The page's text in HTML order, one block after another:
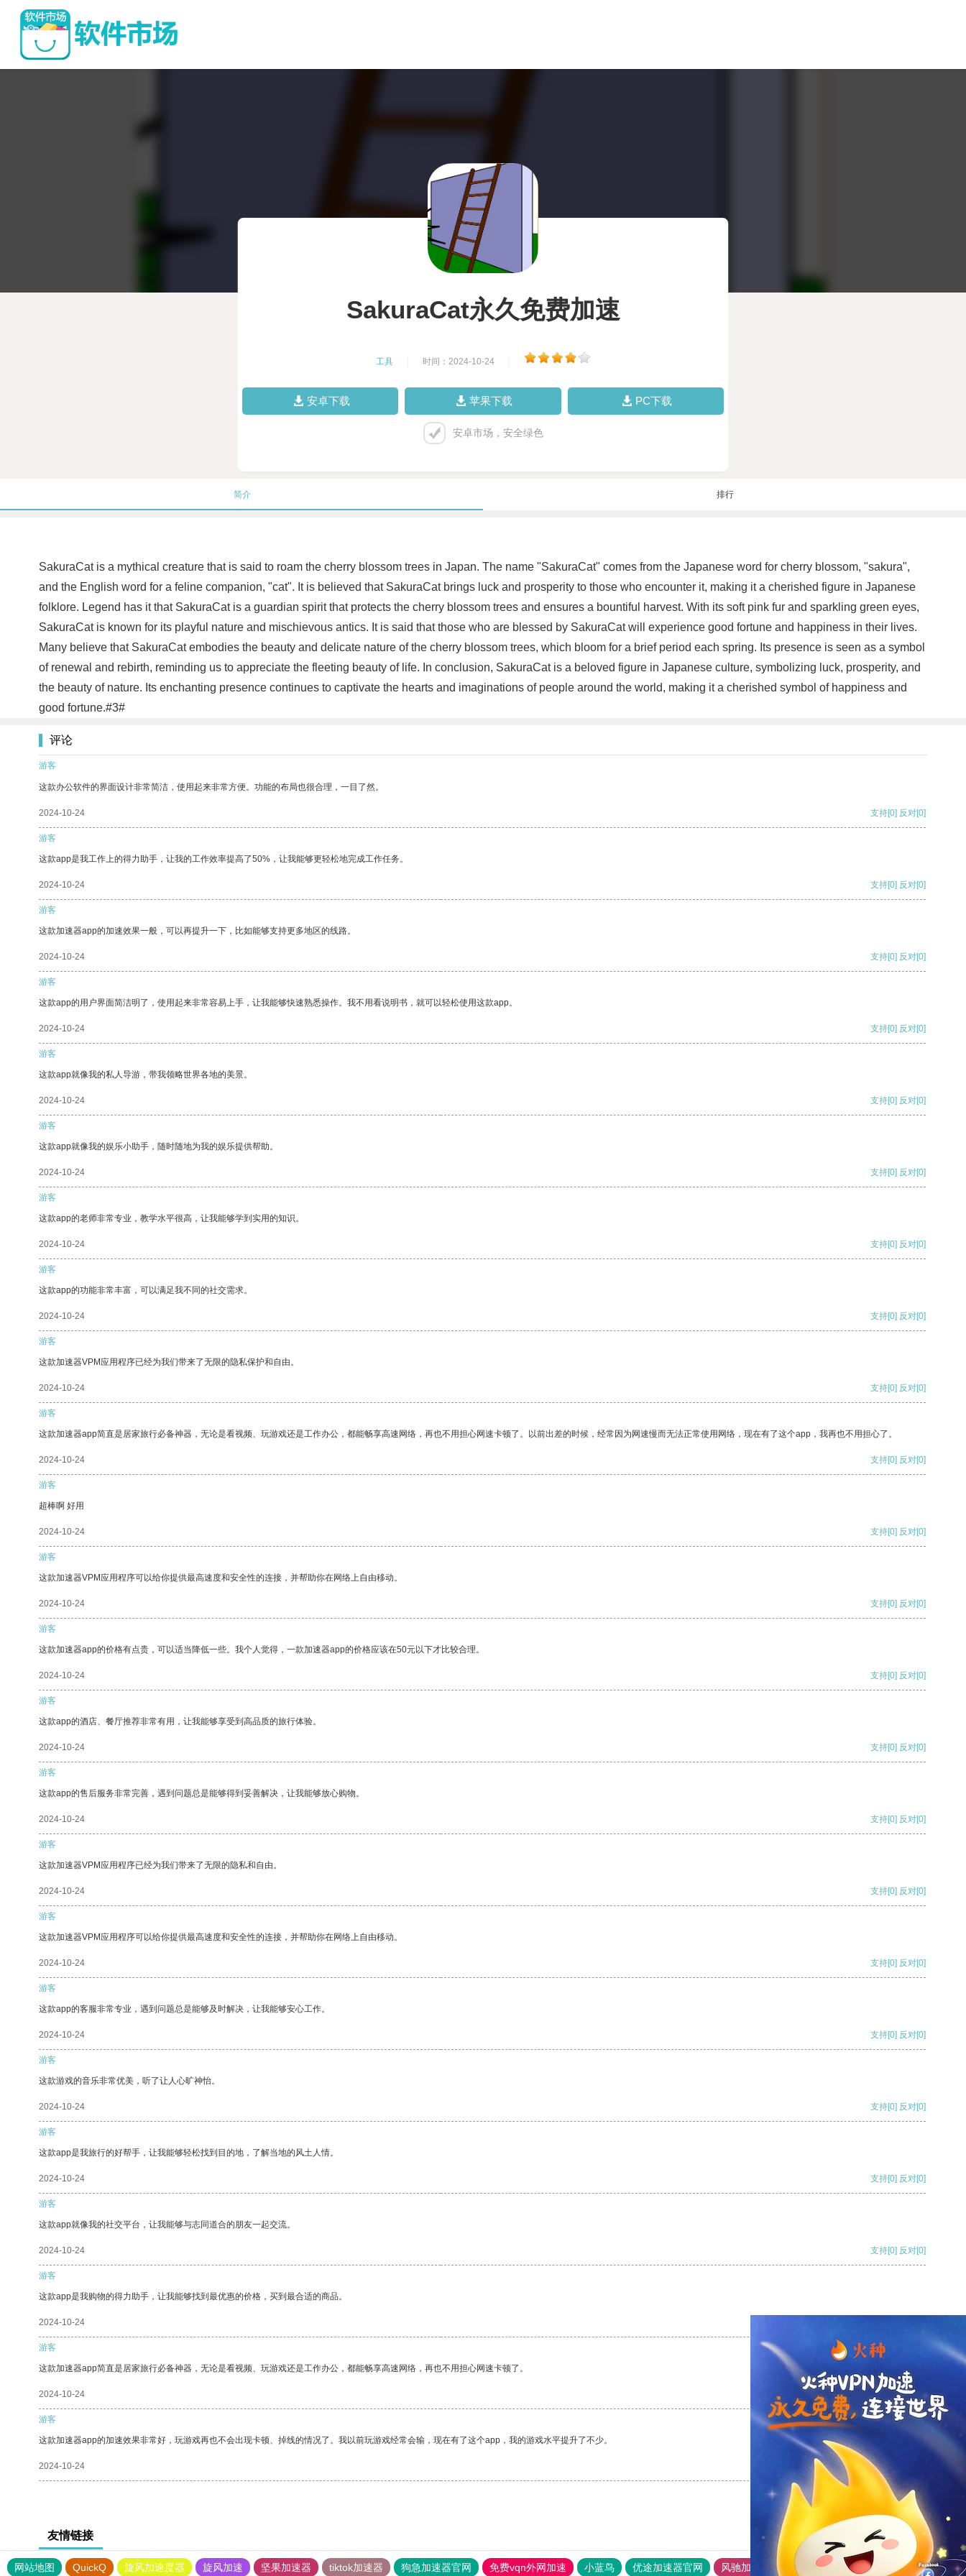
SakuraCat永久免费加速
工具 时间：2024-10-24
安卓下载 苹果下载 PC下载
安卓市场，安全绿色
简介 排行
SakuraCat is a mythical creature that is said to roam the cherry blossom trees in Japan. The name "SakuraCat" comes from the Japanese word for cherry blossom, "sakura",
and the English word for a feline companion, "cat". It is believed that SakuraCat brings luck and prosperity to those who encounter it, making it a cherished figure in Japanese
folklore. Legend has it that SakuraCat is a guardian spirit that protects the cherry blossom trees and ensures a bountiful harvest. With its soft pink fur and sparkling green eyes,
SakuraCat is known for its playful nature and mischievous antics. It is said that those who are blessed by SakuraCat will experience good fortune and happiness in their lives.
Many believe that SakuraCat embodies the beauty and delicate nature of the cherry blossom trees, which bloom for a brief period each spring. Its presence is seen as a symbol
of renewal and rebirth, reminding us to appreciate the fleeting beauty of life. In conclusion, SakuraCat is a beloved figure in Japanese culture, symbolizing luck, prosperity, and
the beauty of nature. Its enchanting presence continues to captivate the hearts and imaginations of people around the world, making it a cherished symbol of happiness and
good fortune.#3#
评论
游客
这款办公软件的界面设计非常简洁，使用起来非常方便。功能的布局也很合理，一目了然。
2024-10-24 支持[0] 反对[0]
游客
这款app是我工作上的得力助手，让我的工作效率提高了50%，让我能够更轻松地完成工作任务。
2024-10-24 支持[0] 反对[0]
游客
这款加速器app的加速效果一般，可以再提升一下，比如能够支持更多地区的线路。
2024-10-24 支持[0] 反对[0]
游客
这款app的用户界面简洁明了，使用起来非常容易上手，让我能够快速熟悉操作。我不用看说明书，就可以轻松使用这款app。
2024-10-24 支持[0] 反对[0]
游客
这款app就像我的私人导游，带我领略世界各地的美景。
2024-10-24 支持[0] 反对[0]
游客
这款app就像我的娱乐小助手，随时随地为我的娱乐提供帮助。
2024-10-24 支持[0] 反对[0]
游客
这款app的老师非常专业，教学水平很高，让我能够学到实用的知识。
2024-10-24 支持[0] 反对[0]
游客
这款app的功能非常丰富，可以满足我不同的社交需求。
2024-10-24 支持[0] 反对[0]
游客
这款加速器VPM应用程序已经为我们带来了无限的隐私保护和自由。
2024-10-24 支持[0] 反对[0]
游客
这款加速器app简直是居家旅行必备神器，无论是看视频、玩游戏还是工作办公，都能畅享高速网络，再也不用担心网速卡顿了。以前出差的时候，经常因为网速慢而无法正常使用网络，现在有了这个app，我再也不用担心了。
2024-10-24 支持[0] 反对[0]
游客
超棒啊 好用
2024-10-24 支持[0] 反对[0]
游客
这款加速器VPM应用程序可以给你提供最高速度和安全性的连接，并帮助你在网络上自由移动。
2024-10-24 支持[0] 反对[0]
游客
这款加速器app的价格有点贵，可以适当降低一些。我个人觉得，一款加速器app的价格应该在50元以下才比较合理。
2024-10-24 支持[0] 反对[0]
游客
这款app的酒店、餐厅推荐非常有用，让我能够享受到高品质的旅行体验。
2024-10-24 支持[0] 反对[0]
游客
这款app的售后服务非常完善，遇到问题总是能够得到妥善解决，让我能够放心购物。
2024-10-24 支持[0] 反对[0]
游客
这款加速器VPM应用程序已经为我们带来了无限的隐私和自由。
2024-10-24 支持[0] 反对[0]
游客
这款加速器VPM应用程序可以给你提供最高速度和安全性的连接，并帮助你在网络上自由移动。
2024-10-24 支持[0] 反对[0]
游客
这款app的客服非常专业，遇到问题总是能够及时解决，让我能够安心工作。
2024-10-24 支持[0] 反对[0]
游客
这款游戏的音乐非常优美，听了让人心旷神怡。
2024-10-24 支持[0] 反对[0]
游客
这款app是我旅行的好帮手，让我能够轻松找到目的地，了解当地的风土人情。
2024-10-24 支持[0] 反对[0]
游客
这款app就像我的社交平台，让我能够与志同道合的朋友一起交流。
2024-10-24 支持[0] 反对[0]
游客
这款app是我购物的得力助手，让我能够找到最优惠的价格，买到最合适的商品。
2024-10-24
游客
这款加速器app简直是居家旅行必备神器，无论是看视频、玩游戏还是工作办公，都能畅享高速网络，再也不用担心网速卡顿了。
2024-10-24 支持 [0] 反对 [0]
游客
这款加速器app的加速效果非常好，玩游戏再也不会出现卡顿、掉线的情况了。我以前玩游戏经常会输，现在有了这个app，我的游戏水平提升了不少。
2024-10-24 支持
友情链接
网站地图 QuickQ 旋风加速度器 旋风加速 坚果加速器 tiktok加速器 狗急加速器官网 免费vqn外网加速 小蓝鸟 优途加速器官网 风驰加速器 旋风加速器